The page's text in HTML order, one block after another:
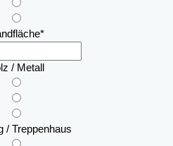
*
/ Metall
/ Treppenhaus